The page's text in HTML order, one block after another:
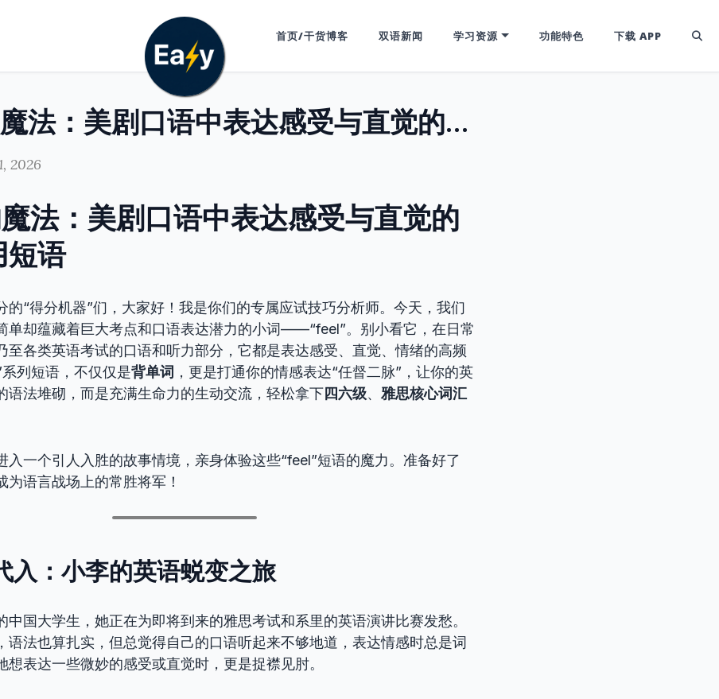
首页/干货博客 双语新闻 学习资源 功能特色 下载 APP
“Feel”的魔法：美剧口语中表达感受与直觉的高频实用短语
2026
法：美剧口语中表达感受与直觉的
短语
的“得分机器”们，大家好！我是你们的专属应试技巧分析师。今天，我们
单却蕴藏着巨大考点和口语表达潜力的小词——“feel”。别小看它，在日常
至各类英语考试的口语和听力部分，它都是表达感受、直觉、情绪的高频
列短语，不仅仅是背单词 ，更是打通你的情感表达“任督二脉”，让你的英
语法堆砌，而是充满生命力的生动交流，轻松拿下四六级、 雅思核心词汇
入一个引人入胜的故事情境，亲身体验这些“feel”短语的魔力。准备好了
为语言战场上的常胜将军！
入：小李的英语蜕变之旅
中国大学生，她正在为即将到来的雅思考试和系里的英语演讲比赛发愁。
语法也算扎实，但总觉得自己的口语听起来不够地道，表达情感时总是词
想表达一些微妙的感受或直觉时，更是捉襟见肘。